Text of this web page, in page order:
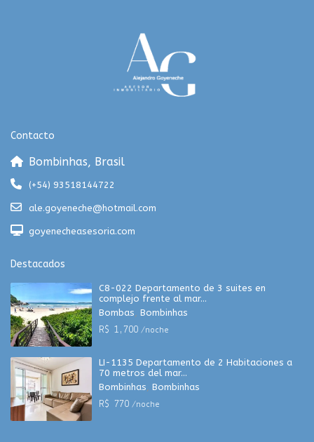
Contacto
Bombinhas, Brasil
(+54) 93518144722
ale.goyeneche@hotmail.com
goyenecheasesoria.com
Destacados
C8-022 Departamento de 3 suites en
complejo frente al mar...
Bombas, Bombinhas
R$ 1,700/noche
LI-1135 Departamento de 2 Habitaciones a
70 metros del mar...
Bombinhas Bombinhas
R$ 770/noche